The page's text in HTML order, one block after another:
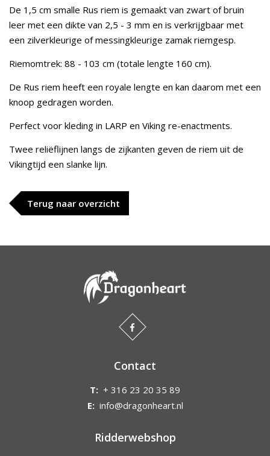
De 1,5 cm smalle Rus riem is gemaakt van zwart of bruin
leer met een dikte van 2,5 - 3 mm en is verkrijgbaar met
een zilverkleurige of messingkleurige zamak riemgesp.
Riemomtrek: 88 - 103 cm (totale lengte 160 cm).
De Rus riem heeft een royale lengte en kan daarom met een
knoop gedragen worden.
Perfect voor kleding in LARP en Viking re-enactments.
Twee reliëflijnen langs de zijkanten geven de riem uit de
Vikingtijd een slanke lijn.
Terug naar overzicht
Contact
T: + 316 23 20 35 89
E: info@dragonheart.nl
Ridderwebshop